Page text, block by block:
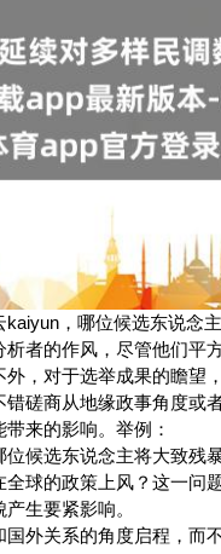
，哪位候选东说念
者的作风，尽管他们平
，对于选举成果的瞻望
磋商从地缘政事角度或
来的影响。举例：
候选东说念主将大致残
球的政策上风？这一问
生要紧影响。
外关系的角度启程，而